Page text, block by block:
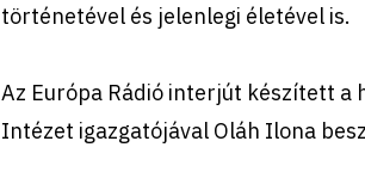
történetével és jelenlegi életével is.
Az Európa Rádió interjút készített a
Intézet igazgatójával Oláh Ilona